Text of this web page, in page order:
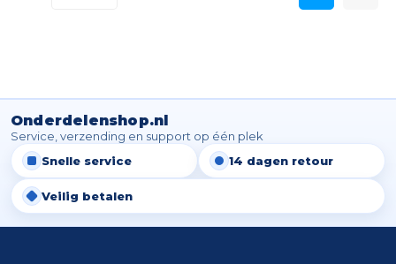
Onderdelenshop.nl
Service, verzending en support op één plek
Snelle service
14 dagen retour
Veilig betalen